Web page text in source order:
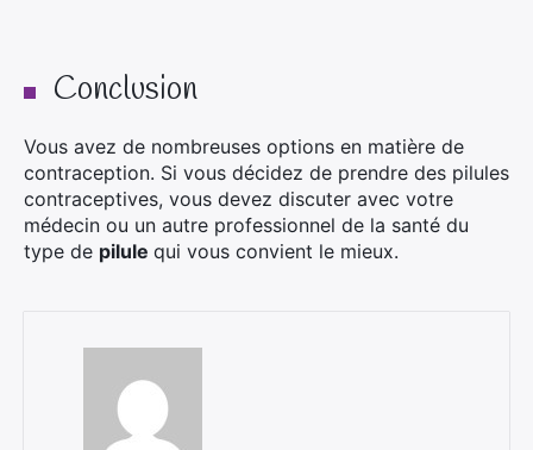
Conclusion
Vous avez de nombreuses options en matière de
contraception. Si vous décidez de prendre des pilules
contraceptives, vous devez discuter avec votre
médecin ou un autre professionnel de la santé du
type de pilule qui vous convient le mieux.